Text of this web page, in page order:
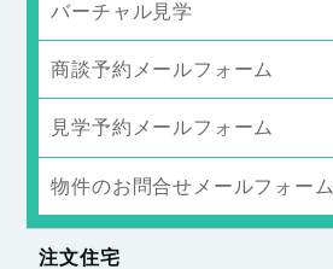
バーチャル見学
商談予約メールフォーム
見学予約メールフォーム
物件のお問合せメールフォーム
注文住宅